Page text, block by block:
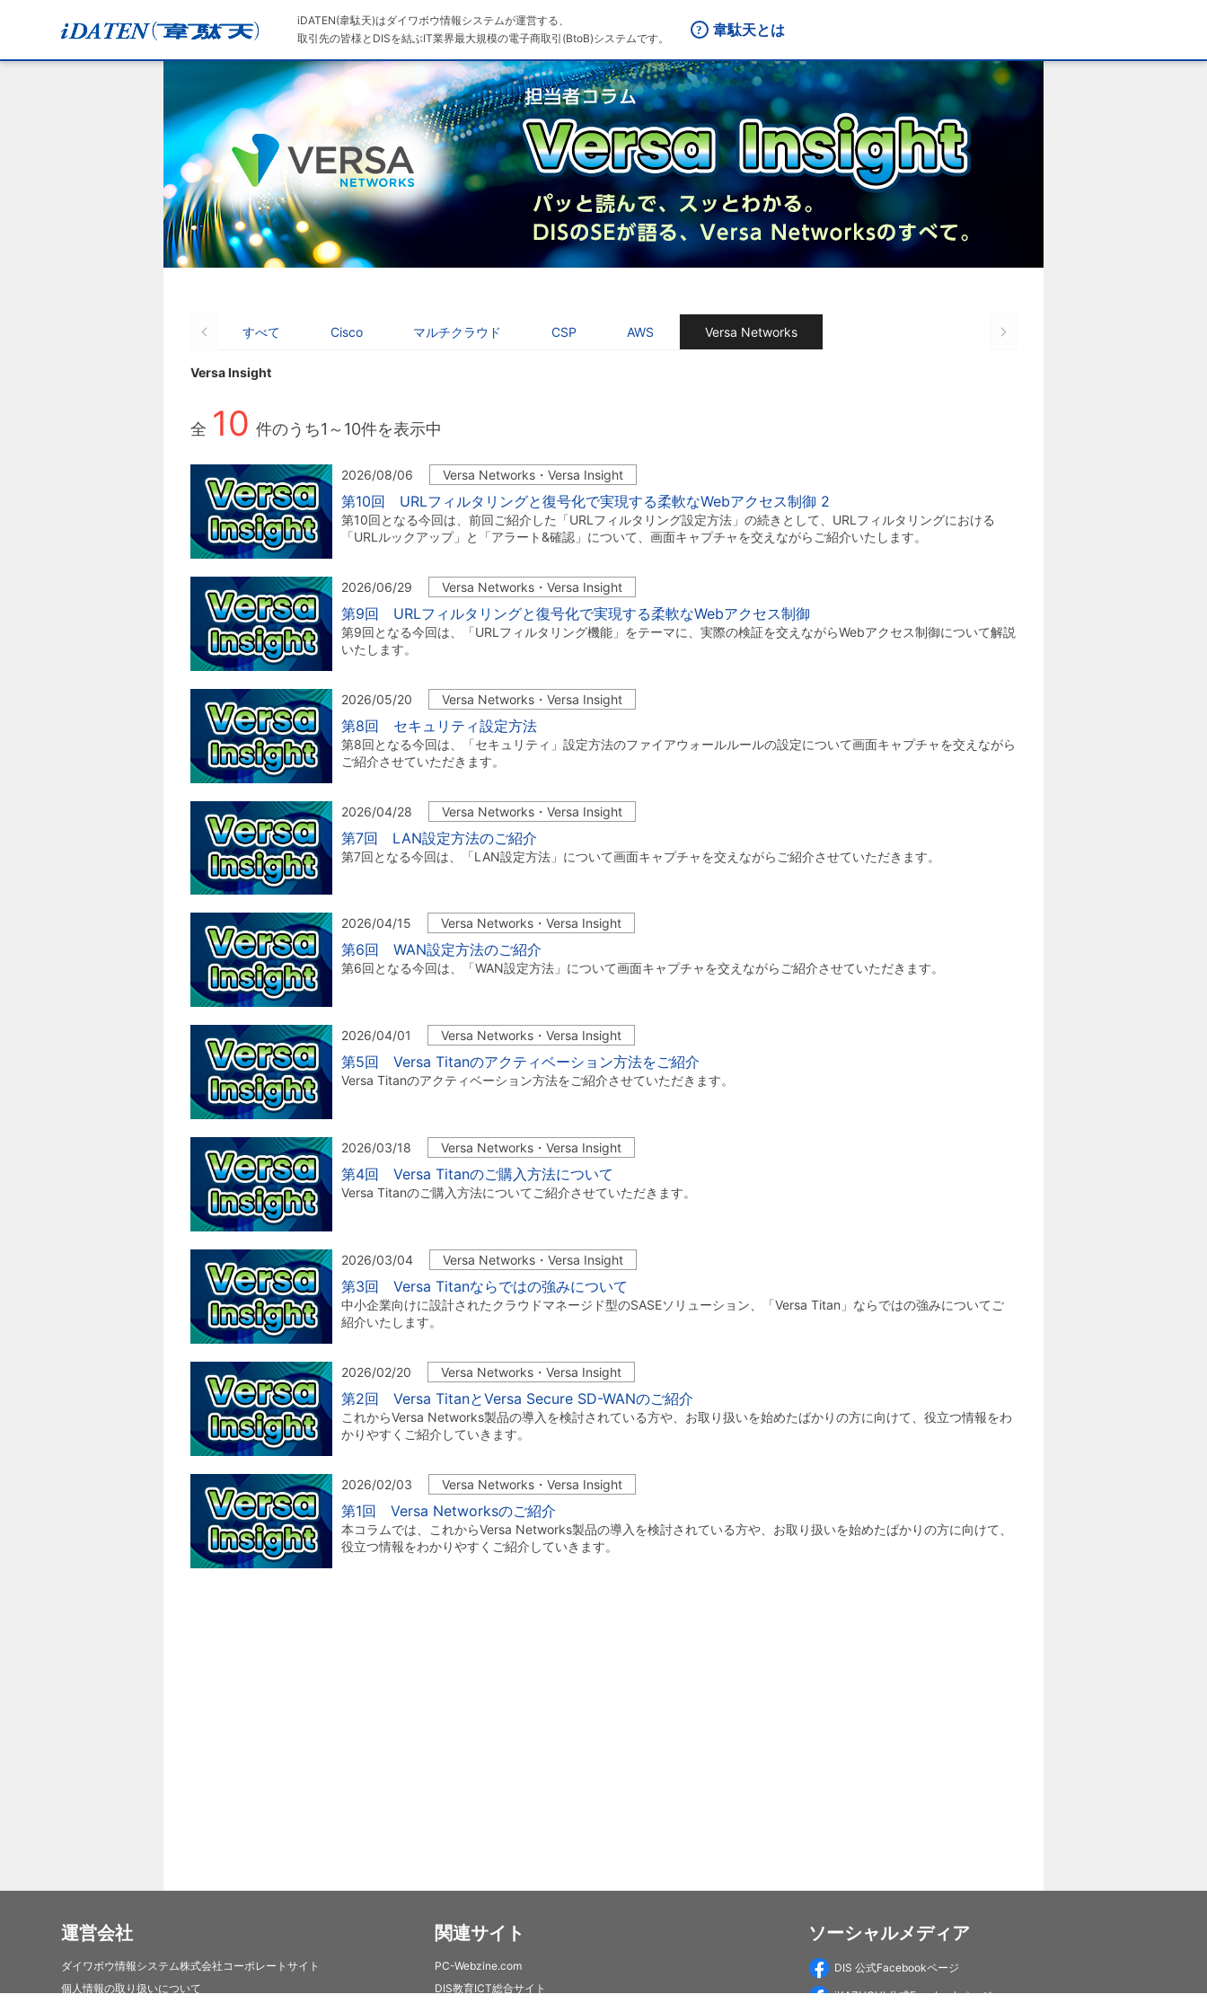
iDATEN(韋駄天)はダイワボウ情報システムが運営する、
取引先の皆様とDISを結ぶIT業界最大規模の電子商取引(BtoB)システムです。
韋駄天とは
すべて Cisco マルチクラウド CSP AWS Versa Networks
Versa Insight
全 10 件のうち1～ 10件を表示中
2026/08/06 Versa Networks・Versa Insight
第10回 URLフィルタリングと復号化で実現する柔軟なWebアクセス制御 2
第10回となる今回は、前回ご紹介した「URLフィルタリング設定方法」の続きとして、URLフィルタリングにおける
「URLルックアップ」と「アラート&確認」について、画面キャプチャを交えながらご紹介いたします。
2026/06/29 Versa Networks・Versa Insight
第9回 URLフィルタリングと復号化で実現する柔軟なWebアクセス制御
第9回となる今回は、「URLフィルタリング機能」をテーマに、実際の検証を交えながらWebアクセス制御について解説
いたします。
2026/05/20 Versa Networks・Versa Insight
第8回 セキュリティ設定方法
第8回となる今回は、「セキュリティ」設定方法のファイアウォールルールの設定について画面キャプチャを交えながら
ご紹介させていただきます。
2026/04/28 Versa Networks・Versa Insight
第7回 LAN設定方法のご紹介
第7回となる今回は、「LAN設定方法」について画面キャプチャを交えながらご紹介させていただきます。
2026/04/15 Versa Networks・Versa Insight
第6回 WAN設定方法のご紹介
第6回となる今回は、「WAN設定方法」について画面キャプチャを交えながらご紹介させていただきます。
2026/04/01 Versa Networks・Versa Insight
第5回 Versa Titanのアクティベーション方法をご紹介
Versa Titanのアクティベーション方法をご紹介させていただきます。
2026/03/18 Versa Networks・Versa Insight
第4回 Versa Titanのご購入方法について
Versa Titanのご購入方法についてご紹介させていただきます。
2026/03/04 Versa Networks・Versa Insight
第3回 Versa Titanならではの強みについて
中小企業向けに設計されたクラウドマネージド型のSASEソリューション、「Versa Titan」ならではの強みについてご
紹介いたします。
2026/02/20 Versa Networks・Versa Insight
第2回 Versa TitanとVersa Secure SD-WANのご紹介
これからVersa Networks製品の導入を検討されている方や、お取り扱いを始めたばかりの方に向けて、役立つ情報をわ
かりやすくご紹介していきます。
2026/02/03 Versa Networks・Versa Insight
第1回 Versa Networksのご紹介
本コラムでは、これからVersa Networks製品の導入を検討されている方や、お取り扱いを始めたばかりの方に向けて、
役立つ情報をわかりやすくご紹介していきます。
運営会社
ダイワボウ情報システム株式会社コーポレートサイト
個人情報の取り扱いについて
関連サイト
PC-Webzine.com
DIS教育ICT総合サイト
ソーシャルメディア
DIS 公式Facebookページ
iKAZUCHI 公式Facebookページ